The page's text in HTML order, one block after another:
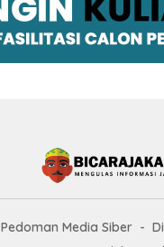
Pedoman Media Siber